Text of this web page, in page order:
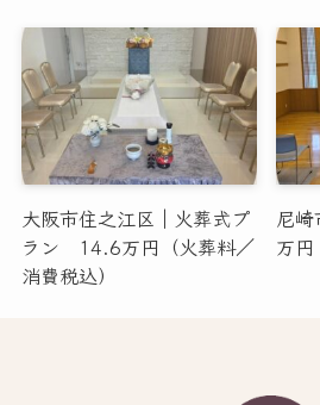
大阪市住之江区｜火葬式プ
ラン 14.6万円（火葬料／
消費税込）
尼
万円